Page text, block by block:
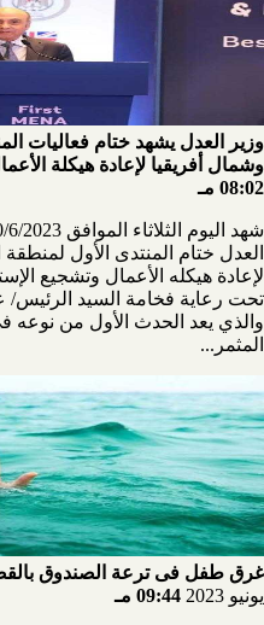
وزير العدل يشهد ختام فعاليات
وشمال أفريقيا لإعادة هيكلة
08:02 مـ
العدل ختام المنتدى الأول
لإعادة هيكله الأعمال وتشجيع
تحت رعاية فخامة السيد الرئيس/
والذي يعد الحدث الأول من نوعه
المثمر...
غرق طفل فى ترعة الصندوق
يونيو 2023
09:44 مـ